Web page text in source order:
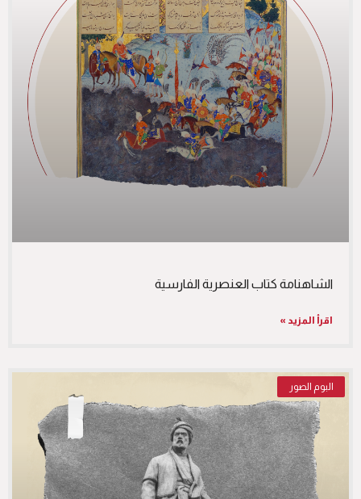
الشاهنامة كتاب العنصرية الفارسية
اقرأ المزيد »
البوم الصور